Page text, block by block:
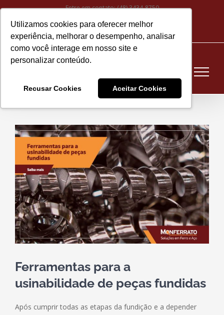
Utilizamos cookies para oferecer melhor
experiência, melhorar o desempenho, analisar
como você interage em nosso site e
personalizar conteúdo.
Recusar Cookies Aceitar Cookies
Ir
para
conteúdo
Entre em contato:(48) 3434-8750
Instagram
mail
View
Larger
Image
Ferramentas para a
usinabilidade de peças fundidas
Após cumprir todas as etapas da fundição e a depender